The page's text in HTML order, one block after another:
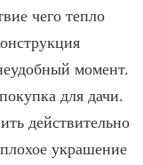
чего тепло
момент.
для дачи.
действительно
украшение